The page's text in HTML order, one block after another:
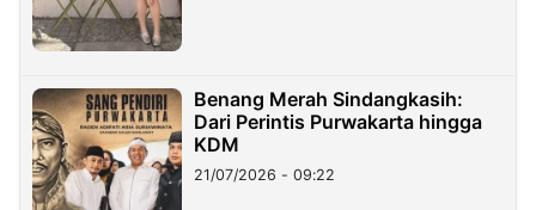
Benang Merah Sindangkasih:
Dari Perintis Purwakarta hingga
KDM
21/07/2026 - 09:22